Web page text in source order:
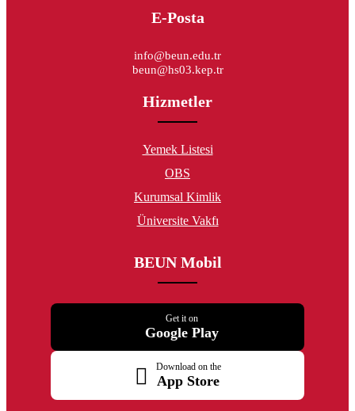
E-Posta
info@beun.edu.tr
beun@hs03.kep.tr
Hizmetler
Yemek Listesi
OBS
Kurumsal Kimlik
Üniversite Vakfı
BEUN Mobil
Get it on
Google Play
Download on the
App Store